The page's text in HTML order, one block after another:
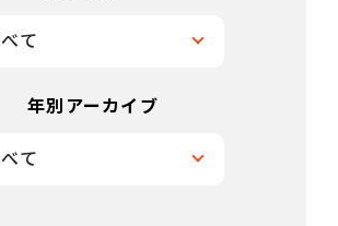
て
年別アーカイブ
て